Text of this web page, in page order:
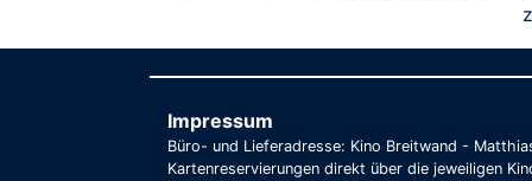
Impressum
Büro- und Lieferadresse: Kino Breitwand -
Kartenreservierungen direkt über die jeweiligen